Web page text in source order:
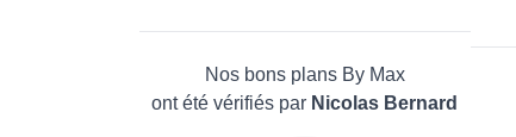
Nos bons plans By Max
ont été vérifiés par Nicolas Bernard